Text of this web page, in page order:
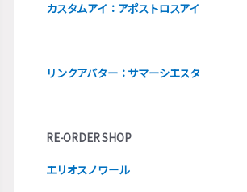
カスタムアイ：アポストロスアイ
リンクアバター：サマーシエスタ
RE-ORDER SHOP
エリオスノワール